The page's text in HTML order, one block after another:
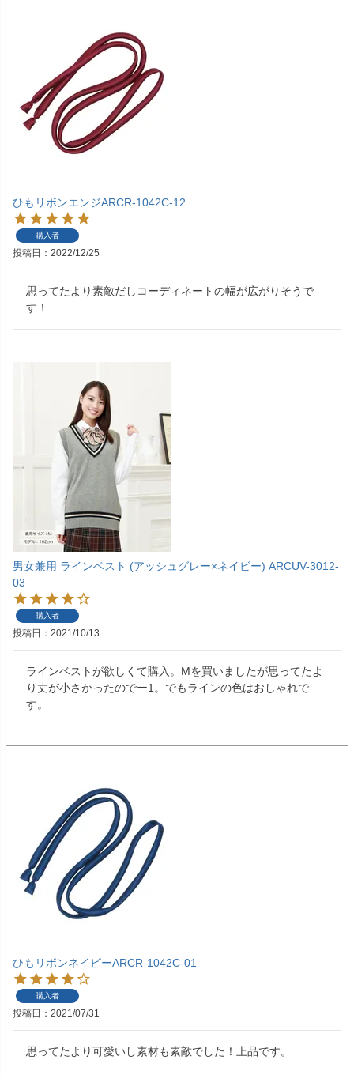
ひもリボンエンジARCR-1042C-12
購入者
投稿日 2022/12/25
思ってたより素敵だしコーディネートの幅が広がりそうで
す！
男女兼用 ラインベスト (アッシュグレー×ネイビー) ARCUV-3012-
03
購入者
投稿日 2021/10/13
ラインベストが欲しくて購入。Mを買いましたが思ってたよ
り丈が小さかったのでー1。でもラインの色はおしゃれで
す。
ひもリボンネイビーARCR-1042C-01
購入者
投稿日 2021/07/31
思ってたより可愛いし素材も素敵でした！上品です。